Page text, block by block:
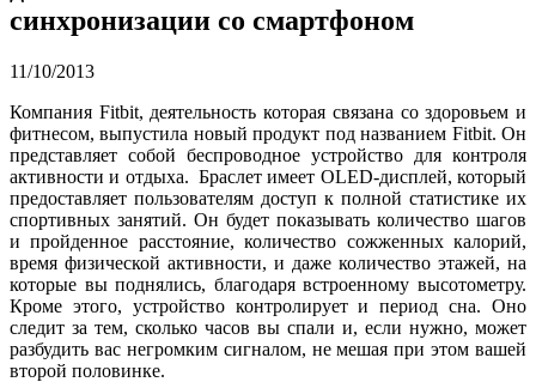
синхронизации со смартфоном
11/10/2013
Компания Fitbit, деятельность которая связана со здоровьем и
фитнесом, выпустила новый продукт под названием Fitbit. Он
представляет собой беспроводное устройство для контроля
активности и отдыха. Браслет имеет OLED-дисплей, который
предоставляет пользователям доступ к полной статистике их
спортивных занятий. Он будет показывать количество шагов
и пройденное расстояние, количество сожженных калорий,
время физической активности, и даже количество этажей, на
которые вы поднялись, благодаря встроенному высотометру.
Кроме этого, устройство контролирует и период сна. Оно
следит за тем, сколько часов вы спали и, если нужно, может
разбудить вас негромким сигналом, не мешая при этом вашей
второй половинке.